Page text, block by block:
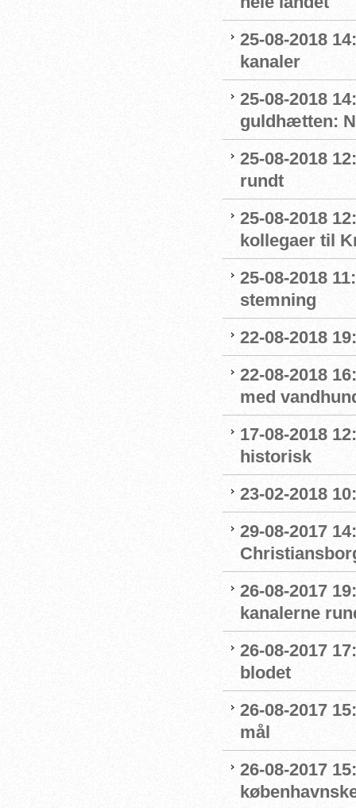
25-08-2018
kanaler
25-08-2018
guldhætten:
25-08-2018
rundt
25-08-2018
kollegaer til
25-08-2018
stemning
22-08-2018
22-08-2018
med
17-08-2018
historisk
23-02-2018
29-08-2017
26-08-2017
kanalerne
26-08-2017
blodet
26-08-2017
mål
26-08-2017